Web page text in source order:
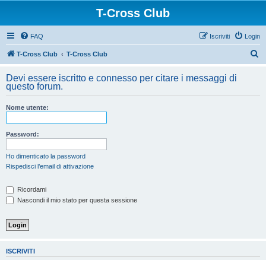
T-Cross Club
FAQ Login
Iscriviti
T-Cross Club T-Cross Club
c
Devi essere iscritto e connesso per citare i messaggi di
questo forum.
Nome utente:
Password:
Ho dimenticato la password
Rispedisci l’email di attivazione
Ricordami
Nascondi il mio stato per questa sessione
ISCRIVITI